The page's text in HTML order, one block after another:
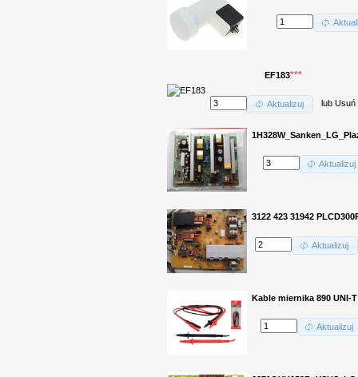
EF183***
Aktualizuj lub Usuń
Aktualizuj
3122 423 31942
Aktualizuj
Kable miernika 890 UNI-
Aktualizuj